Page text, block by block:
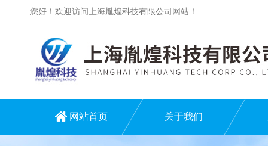
您好！欢迎访问上海胤煌科技有限公司网站！
网站首页 关于我们